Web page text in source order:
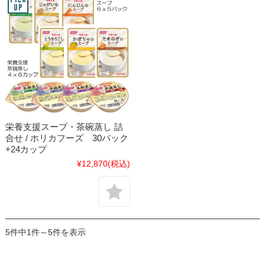
栄養支援スープ・茶碗蒸し 詰
合せ / ホリカフーズ 30パック
+24カップ
¥12,870(税込)
5件中1件～5件を表示